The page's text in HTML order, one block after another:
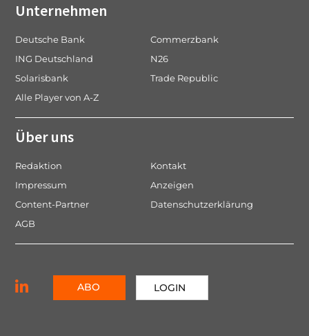
Unternehmen
Deutsche Bank
Commerzbank
ING Deutschland
N26
Solarisbank
Trade Republic
Alle Player von A-Z
Über uns
Redaktion
Kontakt
Impressum
Anzeigen
Content-Partner
Datenschutzerklärung
AGB
ABO LOGIN